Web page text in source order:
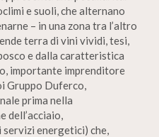
e suoli, che alternano
– in una zona tra l’altro
terra di vini vividi, tesi,
e dalla caratteristica
importante imprenditore
Gruppo Duferco,
prima nella
dell’acciaio,
servizi energetici) che,